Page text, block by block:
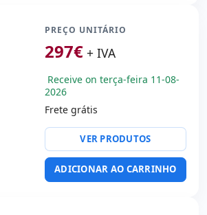
PREÇO UNITÁRIO
297€ + IVA
Receive on terça-feira 11-08-
2026
Frete grátis
VER PRODUTOS
ADICIONAR AO CARRINHO